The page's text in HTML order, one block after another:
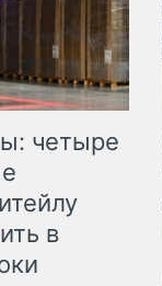
четыре
в